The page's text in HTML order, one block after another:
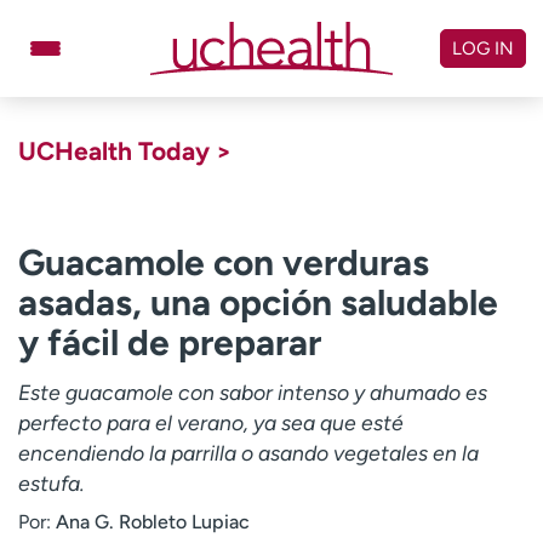
Billing & pricing
Referrals
Give
Careers
Log in to My Health Connection
About UCHealth
Ready. Set. CO.
LOG IN
UCHealth Today >
Guacamole con verduras
asadas, una opción saludable
y fácil de preparar
Este guacamole con sabor intenso y ahumado es
perfecto para el verano, ya sea que esté
encendiendo la parrilla o asando vegetales en la
estufa.
Por: Ana G. Robleto Lupiac